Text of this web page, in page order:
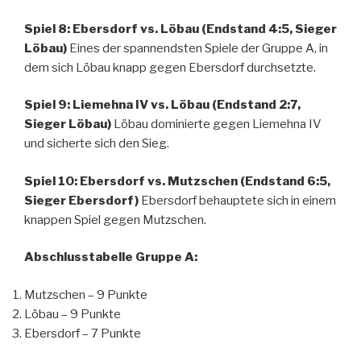
Spiel 8: Ebersdorf vs. Löbau (Endstand 4:5, Sieger
Löbau) Eines der spannendsten Spiele der Gruppe A, in
dem sich Löbau knapp gegen Ebersdorf durchsetzte.
Spiel 9: Liemehna IV vs. Löbau (Endstand 2:7,
Sieger Löbau) Löbau dominierte gegen Liemehna IV
und sicherte sich den Sieg.
Spiel 10: Ebersdorf vs. Mutzschen (Endstand 6:5,
Sieger Ebersdorf) Ebersdorf behauptete sich in einem
knappen Spiel gegen Mutzschen.
Abschlusstabelle Gruppe A:
Mutzschen – 9 Punkte
Löbau – 9 Punkte
Ebersdorf – 7 Punkte